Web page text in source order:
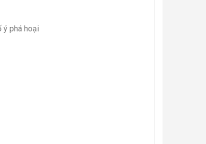
ý phá hoại